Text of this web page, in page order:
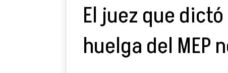
El juez que
huelga del MEP